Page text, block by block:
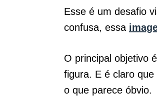
Esse é um desafio
confusa, essa
O principal objetivo
figura. E é claro
o que parece óbvio.